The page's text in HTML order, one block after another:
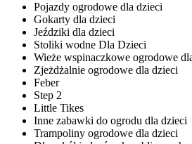
Pojazdy ogrodowe dla dzieci
Gokarty dla dzieci
Jeździki dla dzieci
Stoliki wodne Dla Dzieci
Wieże wspinaczkowe ogrodowe
Zjeżdżalnie ogrodowe dla dzieci
Feber
Step 2
Little Tikes
Inne zabawki do ogrodu dla dzieci
Trampoliny ogrodowe dla dzieci